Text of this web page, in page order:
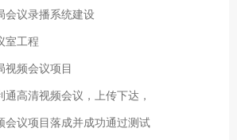
会议录播系统建设
室工程
视频会议项目
高清视频会议，上传下达，
会议项目落成并成功通过测试